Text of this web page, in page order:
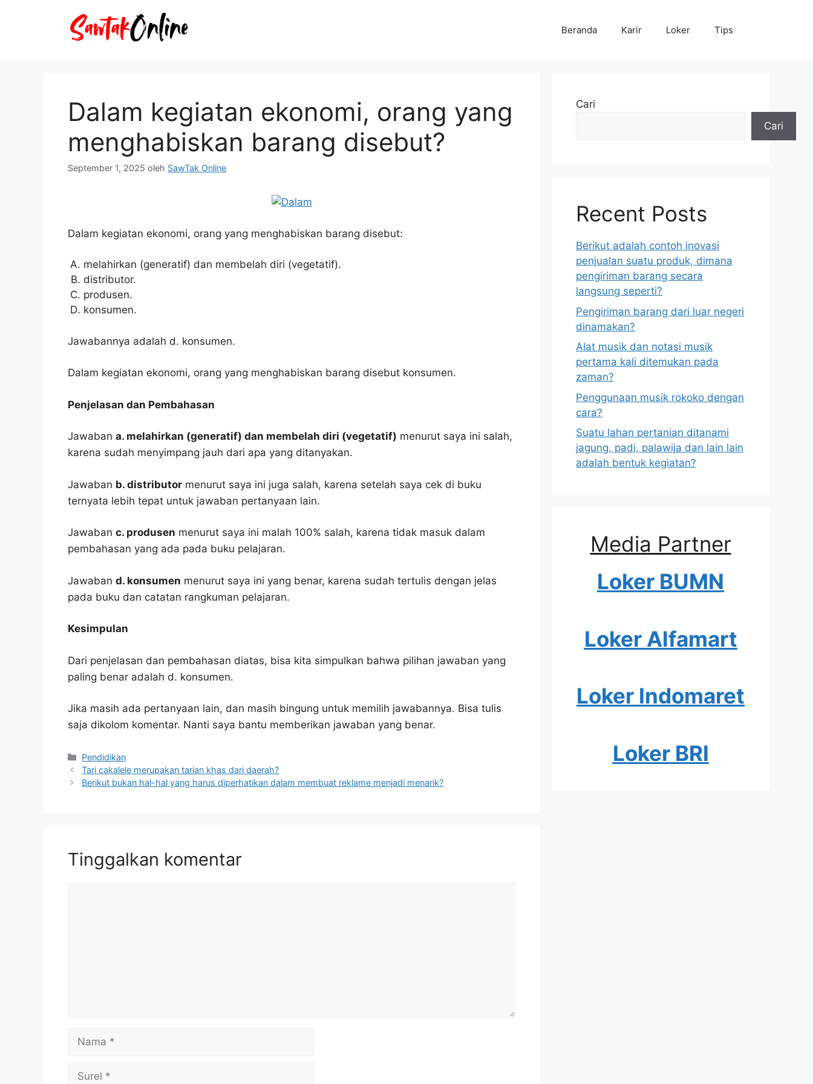
Beranda Karir Loker Tips
Dalam kegiatan ekonomi, orang yang
menghabiskan barang disebut?
September 1, 2025 oleh SawTak Online
Dalam kegiatan ekonomi, orang yang menghabiskan barang disebut:
melahirkan (generatif) dan membelah diri (vegetatif).
distributor.
produsen.
konsumen.
Jawabannya adalah d. konsumen.
Dalam kegiatan ekonomi, orang yang menghabiskan barang disebut konsumen.
Penjelasan dan Pembahasan
Jawaban a. melahirkan (generatif) dan membelah diri (vegetatif) menurut saya ini salah,
karena sudah menyimpang jauh dari apa yang ditanyakan.
Jawaban b. distributor menurut saya ini juga salah, karena setelah saya cek di buku
ternyata lebih tepat untuk jawaban pertanyaan lain.
Jawaban c. produsen menurut saya ini malah 100% salah, karena tidak masuk dalam
pembahasan yang ada pada buku pelajaran.
Jawaban d. konsumen menurut saya ini yang benar, karena sudah tertulis dengan jelas
pada buku dan catatan rangkuman pelajaran.
Kesimpulan
Dari penjelasan dan pembahasan diatas, bisa kita simpulkan bahwa pilihan jawaban yang
paling benar adalah d. konsumen.
Jika masih ada pertanyaan lain, dan masih bingung untuk memilih jawabannya. Bisa tulis
saja dikolom komentar. Nanti saya bantu memberikan jawaban yang benar.
Kategori
Pendidikan
Tari cakalele merupakan tarian khas dari daerah?
Berikut bukan hal-hal yang harus diperhatikan dalam membuat reklame menjadi menarik?
Tinggalkan komentar
Nama
Surel
Cari
Cari
Recent Posts
Berikut adalah contoh inovasi
penjualan suatu produk, dimana
pengiriman barang secara
langsung seperti?
Pengiriman barang dari luar negeri
dinamakan?
Alat musik dan notasi musik
pertama kali ditemukan pada
zaman?
Penggunaan musik rokoko dengan
cara?
Suatu lahan pertanian ditanami
jagung, padi, palawija dan lain lain
adalah bentuk kegiatan?
Media Partner
Loker BUMN
Loker Alfamart
Loker Indomaret
Loker BRI